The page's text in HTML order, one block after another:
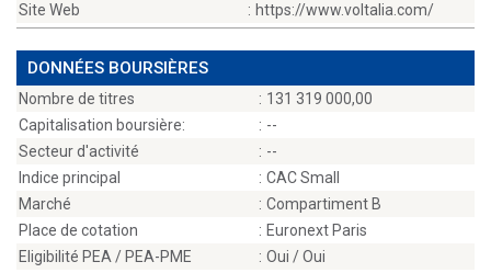
Site Web
: https://www.voltalia.com/
DONNÉES BOURSIÈRES
Nombre de titres : 131 319 000,00
Capitalisation boursière:
: --
Secteur d'activité
: --
Indice principal
: CAC Small
Marché
: Compartiment B
Place de cotation
: Euronext Paris
Eligibilité PEA / PEA-PME
: Oui / Oui